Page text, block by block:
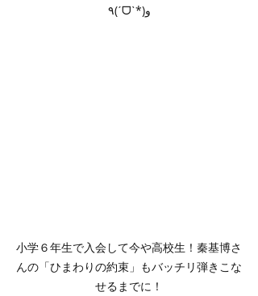
٩(ˊᗜˋ*)و
小学６年生で入会して今や高校生！秦基博さ
んの「ひまわりの約束」もバッチリ弾きこな
せるまでに！